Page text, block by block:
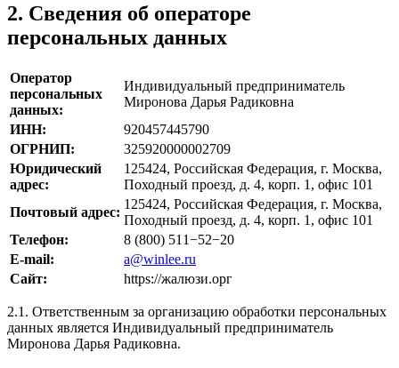
2. Сведения об операторе
персональных данных
Оператор
персональных
данных:
Индивидуальный предприниматель
Миронова Дарья Радиковна
ИНН:
920457445790
ОГРНИП:
325920000002709
Юридический
адрес:
125424, Российская Федерация, г. Москва,
Походный проезд, д. 4, корп. 1, офис 101
Почтовый адрес:
125424, Российская Федерация, г. Москва,
Походный проезд, д. 4, корп. 1, офис 101
Телефон:
8 (800) 511−52−20
E-mail:
a@winlee.ru
Сайт:
https://жалюзи.орг
2.1. Ответственным за организацию обработки персональных
данных является Индивидуальный предприниматель
Миронова Дарья Радиковна.